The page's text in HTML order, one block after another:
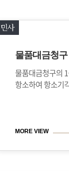
민사
물품대금청구
물품대금청구의
항소하여 항소기
MORE VIEW